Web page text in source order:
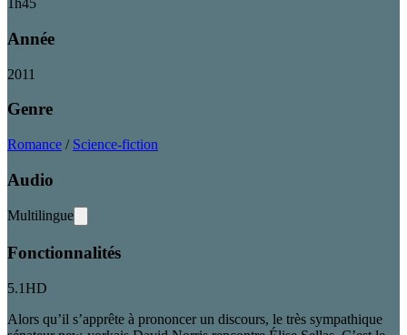
1h45
Année
2011
Genre
Romance / Science-fiction
Audio
Multilingue
Fonctionnalités
5.1HD
Alors qu’il s’apprête à prononcer un discours, le très sympathique